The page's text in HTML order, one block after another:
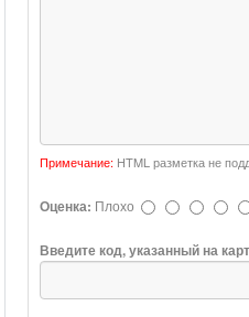
Примечание: HTML разметка не
Оценка: Плохо
Введите код, указанный на